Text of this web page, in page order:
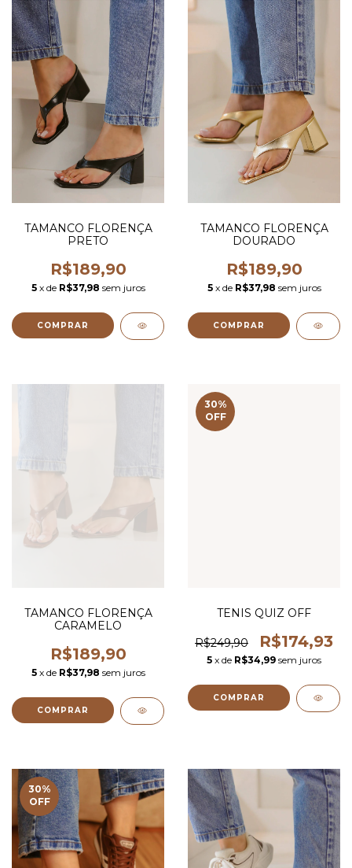
TAMANCO FLORENÇA
PRETO
R$189,90
5 x de R$37,98 sem juros
COMPRAR
TAMANCO FLORENÇA
DOURADO
R$189,90
5 x de R$37,98 sem juros
COMPRAR
TAMANCO FLORENÇA
CARAMELO
R$189,90
5 x de R$37,98 sem juros
COMPRAR
30%
OFF
TENIS QUIZ OFF
R$249,90 R$174,93
5 x de R$34,99 sem juros
COMPRAR
30%
OFF